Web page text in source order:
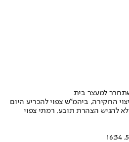
למעצר בית
החקירה, ביהמ"ש צפוי להכריע היום
להגיש הצהרת תובע, רמתי צפוי